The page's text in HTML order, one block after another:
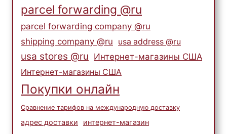
parcel forwarding @ru
parcel forwarding company @ru
shipping company @ru
usa address @ru
usa stores @ru Интернет-магазины США
Интернет-магазины США
Покупки онлайн
Сравнение тарифов на международную доставку
адрес доставки интернет-магазин